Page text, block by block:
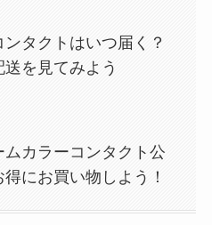
タクトはいつ届く？
を見てみよう
ムカラーコンタクト公
にお買い物しよう！